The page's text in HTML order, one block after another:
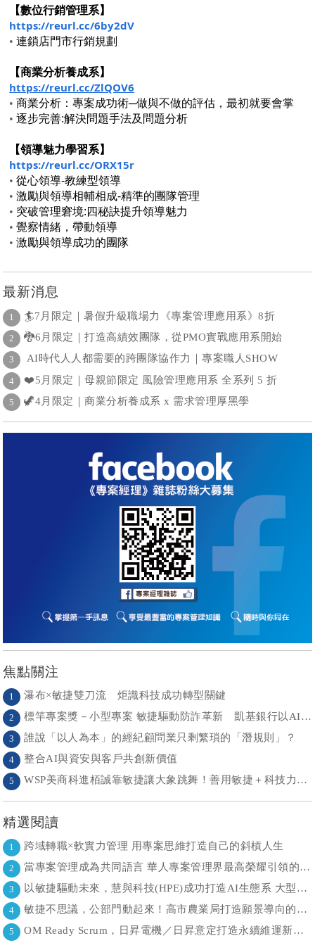
【數位行銷管理系】
https://reurl.cc/6by2dV
• 連鎖店門市行銷規劃
【商業分析養成系】
https://reurl.cc/ZlQOV6
• 商業分析：專案成功術─做與不做的評估，最初就要會掌
• 逐步完善:解決問題手法及問題分析
【領導魅力學習系】
https://reurl.cc/ORX15r
• 從心領導-教練型領導
• 激勵與領導相輔相成-精準的團隊管理
• 突破管理窘境:四秘訣提升領導魅力
• 覺察情緒，帶動領導
• 激勵與領導成功的團隊
最新消息
1 🏄7月限定｜暑假升級職場力《專案管理應用系》8折
2 🐉6月限定｜打造高績效團隊，從PMO實戰應用系開始
3 AI時代人人都需要的跨團隊協作力｜專案職人SHOW
4 ❤️5月限定｜母親節限定 風險管理應用系 全系列 5 折
5 🦖4月限定｜商業分析養成系 x 需求管理厚黑學
焦點關注
1 瀑布×敏捷雙刀流 炬識科技成功轉型關鍵
2 標竿專案獎－小型專案 敏捷驅動防詐革新 凱基銀行以AI打造金融防護網
3 誰說「以人為本」的經紀顧問業只剩繁瑣的「潛規則」？
4 整合AI與資安與客戶共創新價值
5 WSP美商科進栢誠靠敏捷讓大象跳舞！善用敏捷＋科技力， 大型工程也能快速迭代
精選閱讀
1 跨域轉職×軟實力管理 用專案思維打造自己的斜槓人生
2 當專案管理成為共同語言 華人專案管理界最高榮耀引領的變革時代
3 以敏捷驅動未來，慧與科技(HPE)成功打造AI生態系 大型敏捷(LeSS)海納百川，讓複雜變簡單
4 敏捷不思議，公部門動起來！高市農業局打造願景導向的社區敏捷自組織
5 OM Ready Scrum，日昇電機／日昇意定打造永續維運新典範